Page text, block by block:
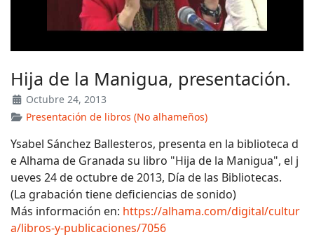
Hija de la Manigua, presentación.
Octubre 24, 2013
Presentación de libros (No alhameños)
Ysabel Sánchez Ballesteros, presenta en la biblioteca d
e Alhama de Granada su libro "Hija de la Manigua", el j
ueves 24 de octubre de 2013, Día de las Bibliotecas.
(La grabación tiene deficiencias de sonido)
Más información en: https://alhama.com/digital/cultur
a/libros-y-publicaciones/7056